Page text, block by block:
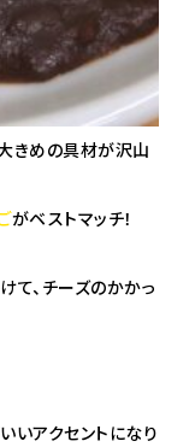
きめの具材が沢山
がベストマッチ！
て、チーズのかかっ
いアクセントになり